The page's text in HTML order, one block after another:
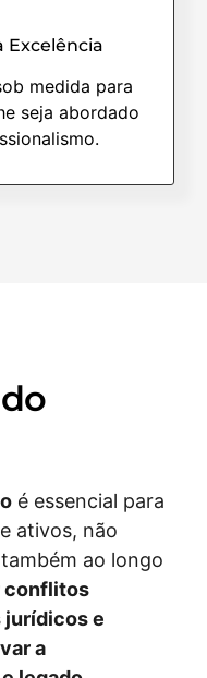
Excelência
medida para
seja abordado
é essencial para
ativos, não
ao longo
conflitos
jurídicos e
a